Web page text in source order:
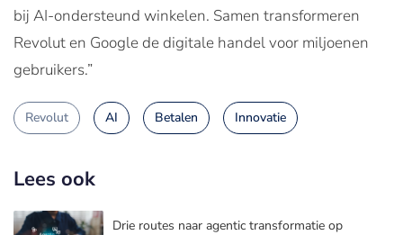
bij AI-ondersteund winkelen. Samen transformeren
Revolut en Google de digitale handel voor miljoenen
gebruikers.”
Revolut AI Betalen Innovatie
Lees ook
Drie routes naar agentic transformatie op